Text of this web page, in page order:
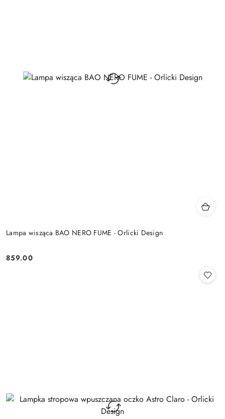
Lampa wisząca BAO NERO FUME - Orlicki Design
Cena:
859.00